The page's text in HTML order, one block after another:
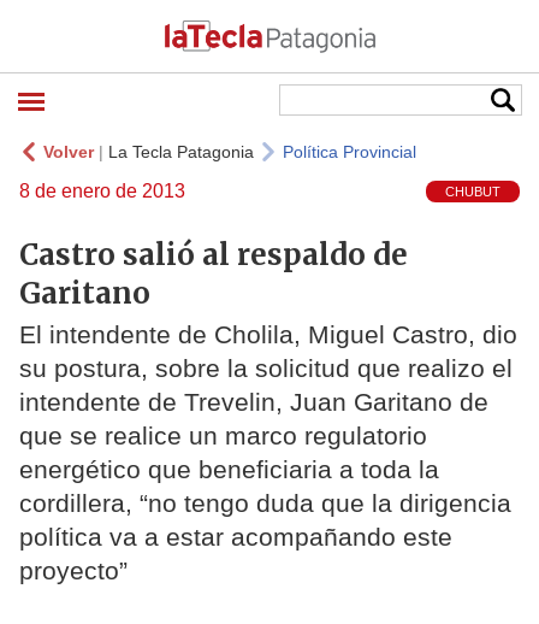
Volver| La Tecla Patagonia Política Provincial
8 de enero de 2013 CHUBUT
Castro salió al respaldo de
Garitano
El intendente de Cholila, Miguel Castro, dio
su postura, sobre la solicitud que realizo el
intendente de Trevelin, Juan Garitano de
que se realice un marco regulatorio
energético que beneficiaria a toda la
cordillera, “no tengo duda que la dirigencia
política va a estar acompañando este
proyecto”